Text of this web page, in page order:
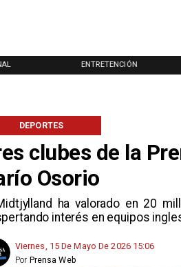
ENTRETENCIÓN
clubes de la
Osorio
ha valorado en 20
interés en equipos
DEPORTES
Viernes, 15 De Mayo De 2026 15:06
Prensa Web
Por